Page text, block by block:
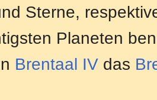
Sterne,
Planeten
Brentaal IV das